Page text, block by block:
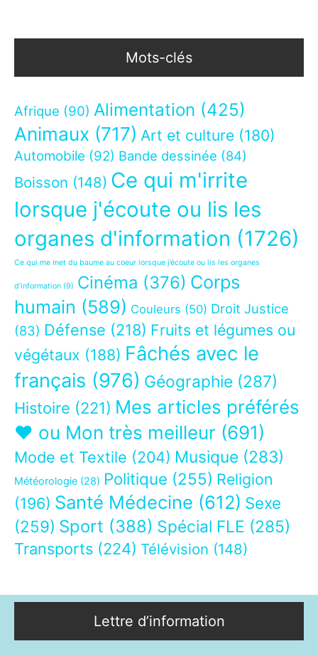
Mots-clés
Afrique (90) Alimentation (425)
Animaux (717) Art et culture (180)
Automobile (92) Bande dessinée (84)
Boisson (148) Ce qui m'irrite
lorsque j'écoute ou lis les
organes d'information (1726)
Ce qui me met du baume au coeur lorsque j’écoute ou lis les organes
d’information (9) Cinéma (376) Corps
humain (589) Couleurs (50) Droit Justice
(83) Défense (218) Fruits et légumes ou
végétaux (188) Fâchés avec le
français (976) Géographie (287)
Histoire (221) Mes articles préférés
❤ ou Mon très meilleur (691)
Mode et Textile (204) Musique (283)
Météorologie (28) Politique (255) Religion
(196) Santé Médecine (612) Sexe
(259) Sport (388) Spécial FLE (285)
Transports (224) Télévision (148)
Lettre d’information